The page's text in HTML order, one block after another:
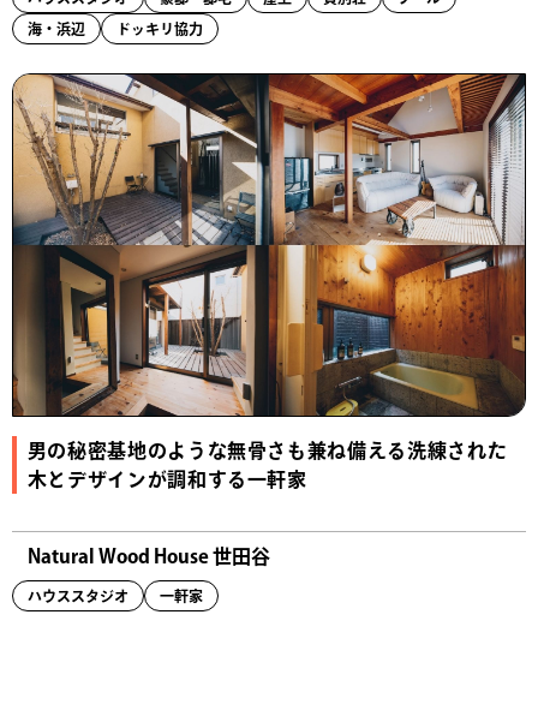
海・浜辺 ドッキリ協力
男の秘密基地のような無骨さも兼ね備える洗練された
木とデザインが調和する一軒家
Natural Wood House 世田谷
ハウススタジオ 一軒家